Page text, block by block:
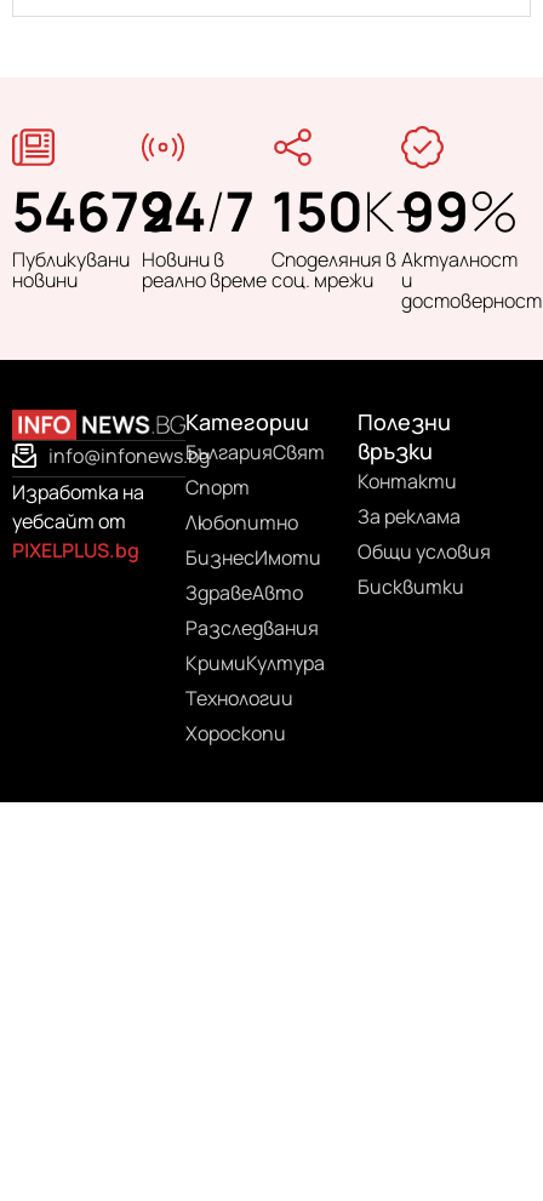
54679
Публикувани
новини
24/7
Новини в
реално време
150K+
Споделяния в
соц. мрежи
99%
Актуалност
и
достоверност
info@infonews.bg
Изработка на
уебсайт от
PIXELPLUS.bg
Категории
БългарияСвят
Спорт
Любопитно
БизнесИмоти
ЗдравеАвто
Разследвания
КримиКултура
Технологии
Хороскопи
Полезни
връзки
Контакти
За реклама
Общи условия
Бисквитки